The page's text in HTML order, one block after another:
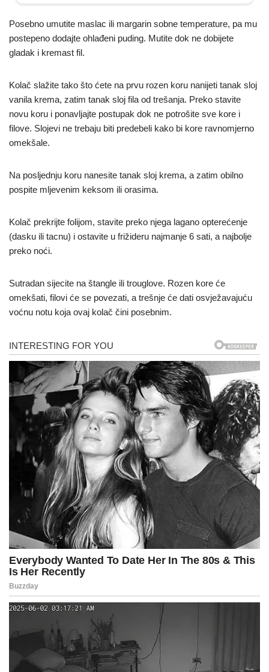
Posebno umutite maslac ili margarin sobne temperature, pa mu
postepeno dodajte ohlađeni puding. Mutite dok ne dobijete
gladak i kremast fil.
Kolač slažite tako što ćete na prvu rozen koru nanijeti tanak sloj
vanila krema, zatim tanak sloj fila od trešanja. Preko stavite
novu koru i ponavljajte postupak dok ne potrošite sve kore i
filove. Slojevi ne trebaju biti predebeli kako bi kore ravnomjerno
omekšale.
Na posljednju koru nanesite tanak sloj krema, a zatim obilno
pospite mljevenim keksom ili orasima.
Kolač prekrijte folijom, stavite preko njega lagano opterećenje
(dasku ili tacnu) i ostavite u frižideru najmanje 6 sati, a najbolje
preko noći.
Sutradan sijecite na štangle ili trouglove. Rozen kore će
omekšati, filovi će se povezati, a trešnje će dati osvježavajuću
voćnu notu koja ovaj kolač čini posebnim.